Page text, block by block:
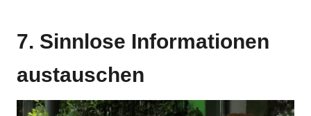
7. Sinnlose Informationen
austauschen